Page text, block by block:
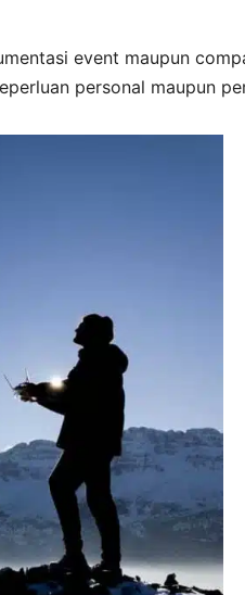
event maupun
personal maupun